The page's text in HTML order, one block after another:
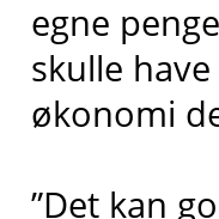
egne
skulle
økonomi
”Det kan